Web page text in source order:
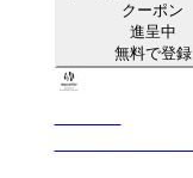
クーポン
進呈中
無料で登録